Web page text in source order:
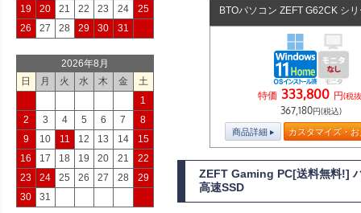
BTOパソコン ZEFT G62CK シ
特価 333,800 円(税
367,180円(税込)
商品詳細 カスタマイズ・
ZEFT Gaming PC[送料無料!]
高速SSD
19
20 21 22 23 24
25
26
27 28 29 30 31
2026年8月
日
月 火 水 木 金
土
1
2
3 4 5 6 7
8
9
10 11 12 13 14
15
16
17 18 19 20 21
22
23
24 25 26 27 28
29
30
31